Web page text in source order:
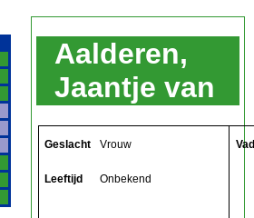
Aalderen,
Jaantje van
Geslacht Vrouw
Leeftijd Onbekend